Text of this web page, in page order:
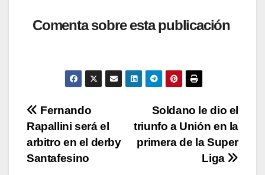
at c
o
o
k
tt
p
n
m
tir
Comenta sobre esta publicación
Navegación
de
entradas
Soldano le dio el
triunfo a Unión en la
primera de la Super
Liga
Fernando
Rapallini será el
arbitro en el derby
Santafesino